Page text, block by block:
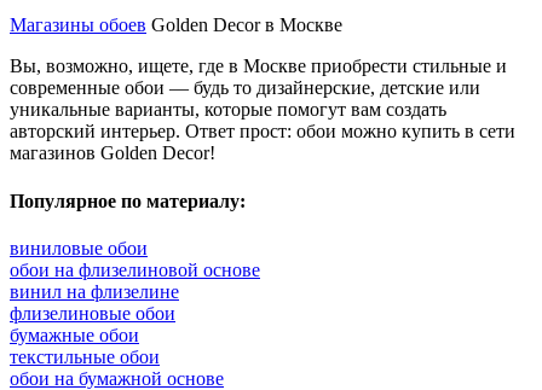
Магазины обоев Golden Decor в Москве
Вы, возможно, ищете, где в Москве приобрести стильные и
современные обои — будь то дизайнерские, детские или
уникальные варианты, которые помогут вам создать
авторский интерьер. Ответ прост: обои можно купить в сети
магазинов Golden Decor!
Популярное по материалу:
виниловые обои
обои на флизелиновой основе
винил на флизелине
флизелиновые обои
бумажные обои
текстильные обои
обои на бумажной основе